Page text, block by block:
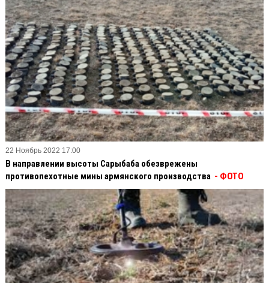
22 Ноябрь 2022 17:00
В направлении высоты Сарыбаба обезврежены
противопехотные мины армянского производства - ФОТО